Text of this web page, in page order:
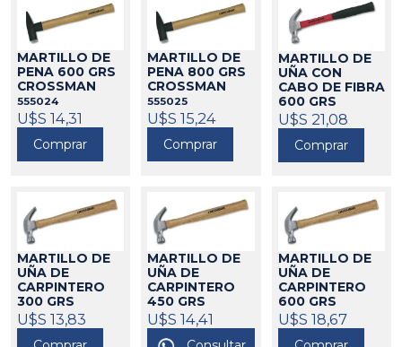
MARTILLO DE
PENA 600 GRS
CROSSMAN
555024
U$S 14,31
Comprar
MARTILLO DE
PENA 800 GRS
CROSSMAN
555025
U$S 15,24
Comprar
MARTILLO DE
UÑA CON
CABO DE FIBRA
600 GRS
CROSSMAN
555029
U$S 21,08
Comprar
MARTILLO DE
UÑA DE
CARPINTERO
300 GRS
CROSSMAN
555002
U$S 13,83
MARTILLO DE
UÑA DE
CARPINTERO
450 GRS
CROSSMAN
555003
U$S 14,41
MARTILLO DE
UÑA DE
CARPINTERO
600 GRS
CROSSMAN
555004
U$S 18,67